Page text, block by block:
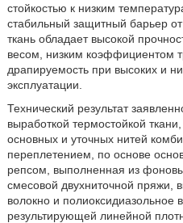
стойкостью к низким
стабильный защитный барьер
ткань обладает высокой
весом, низким коэффициентом
драпируемость при высоких и
эксплуатации.
Технический результат
выработкой термостойкой
основных и уточных нитей
переплетением, по основе
репсом, выполненная из
смесовой двухниточной
волокно и полиоксидиазольное
результирующей линейной